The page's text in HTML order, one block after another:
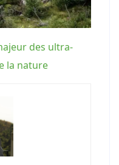
des ultra-
la nature